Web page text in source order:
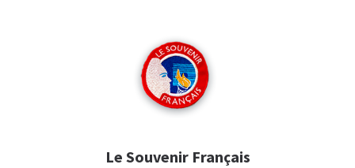
Le Souvenir Français